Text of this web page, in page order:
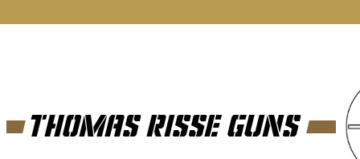
THOMAS RiSSE GUNS